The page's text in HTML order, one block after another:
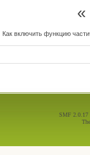
Как включить функцию
SMF 2.0.17